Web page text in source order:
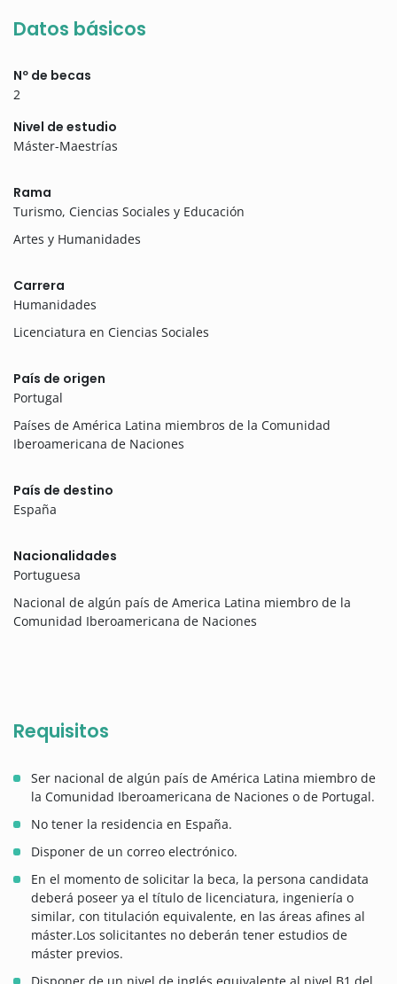
Datos básicos
Nº de becas
2
Nivel de estudio
Máster-Maestrías
Rama
Turismo, Ciencias Sociales y Educación
Artes y Humanidades
Carrera
Humanidades
Licenciatura en Ciencias Sociales
País de origen
Portugal
Países de América Latina miembros de la Comunidad
Iberoamericana de Naciones
País de destino
España
Nacionalidades
Portuguesa
Nacional de algún país de America Latina miembro de la
Comunidad Iberoamericana de Naciones
Requisitos
Ser nacional de algún país de América Latina miembro de
la Comunidad Iberoamericana de Naciones o de Portugal.
No tener la residencia en España.
Disponer de un correo electrónico.
En el momento de solicitar la beca, la persona candidata
deberá poseer ya el título de licenciatura, ingeniería o
similar, con titulación equivalente, en las áreas afines al
máster.Los solicitantes no deberán tener estudios de
máster previos.